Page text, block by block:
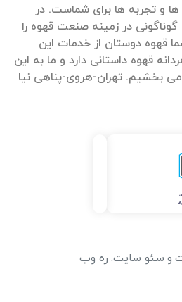
و تجربه ها برای شماست. در
در زمینه صنعت قهوه را
قهوه دوستان از خدمات این
قهوه داستانی دارد و ما به این
بخشیم. تهران-هروی-پناهی نیا
و سئو سایت: ره وب